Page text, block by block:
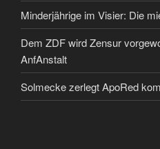
Minderjährige im Visier: Die
Dem ZDF wird Zensur
AnfAnstalt
Solmecke zerlegt ApoRed